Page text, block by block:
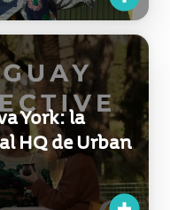
diseño
llega a
York